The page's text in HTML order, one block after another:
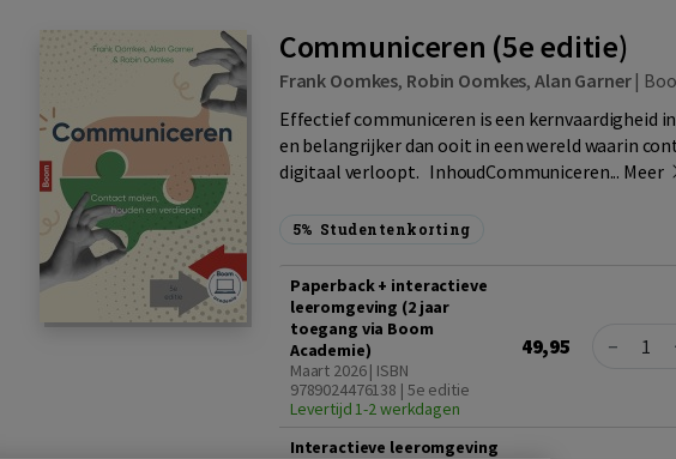
Communiceren (5e editie)
Frank Oomkes, Robin Oomkes,Alan Garner|
Effectief communiceren is een kernvaardigheid
en belangrijker dan ooit in een wereld waarin
digitaal verloopt. InhoudCommuniceren... Meer
5% Studentenkorting
Paperback + interactieve
leeromgeving (2 jaar
toegang via Boom
Academie)
Maart 2026 | ISBN
9789024476138 | 5e editie
Levertijd 1-2 werkdagen
49,95 Quantity
−
Interactieve leeromgeving